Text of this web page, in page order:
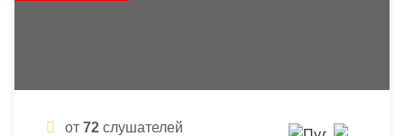
от 72 слушателей